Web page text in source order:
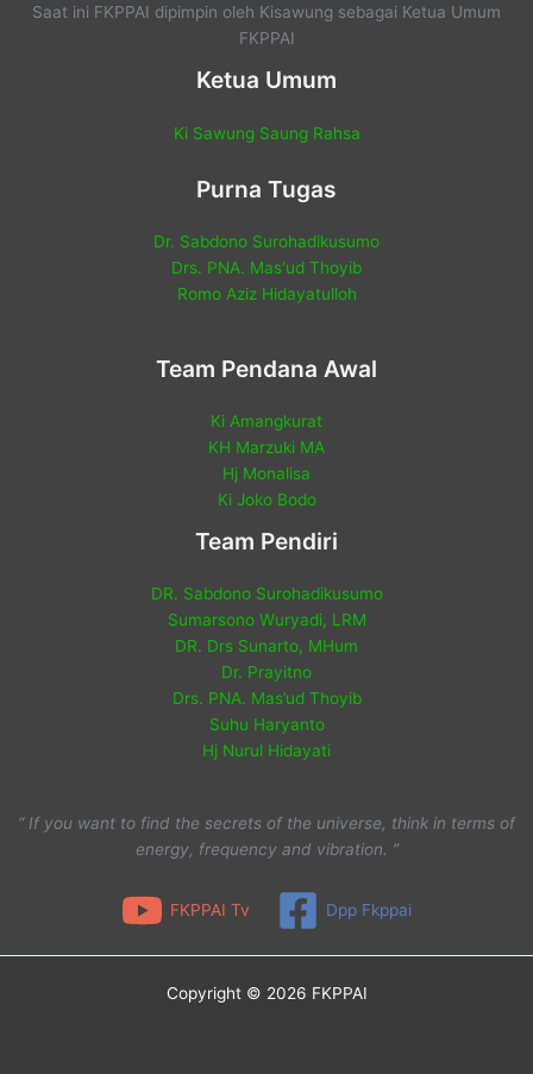
Saat ini FKPPAI dipimpin oleh Kisawung sebagai Ketua Umum
FKPPAI
Ketua Umum
Ki Sawung Saung Rahsa
Purna Tugas
Dr. Sabdono Surohadikusumo
Drs. PNA. Mas'ud Thoyib
Romo Aziz Hidayatulloh
Team Pendana Awal
Ki Amangkurat
KH Marzuki MA
Hj Monalisa
Ki Joko Bodo
Team Pendiri
DR. Sabdono Surohadikusumo
Sumarsono Wuryadi, LRM
DR. Drs Sunarto, MHum
Dr. Prayitno
Drs. PNA. Mas’ud Thoyib
Suhu Haryanto
Hj Nurul Hidayati
“ If you want to find the secrets of the universe, think in terms of
energy, frequency and vibration. ”
FKPPAI Tv Dpp Fkppai
Copyright © 2026 FKPPAI